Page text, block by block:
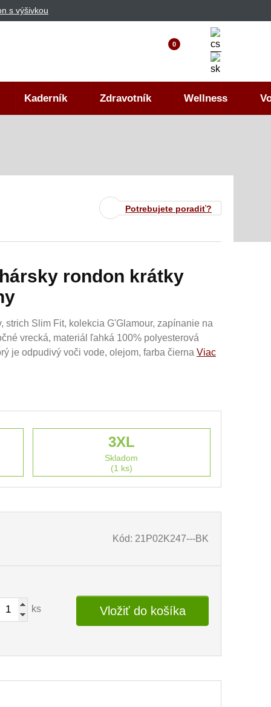
s výšivkou
0
Kaderník Zdravotník Wellness
Potrebujete poradiť?
rondon krátky
strich Slim Fit, kolekcia G'Glamour, zapínanie na
vrecká, materiál ľahká 100% polyesterová
je odpudivý voči vode, olejom, farba čierna Viac
3XL
Skladom
(1 ks)
Kód: 21P02K247---BK
ks Vložiť do košíka